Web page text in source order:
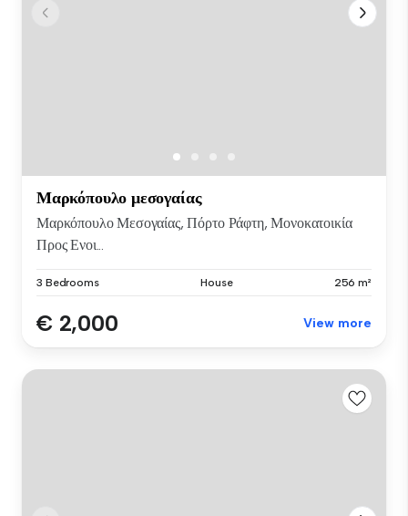
Μαρκόπουλο μεσογαίας
Μαρκόπουλο Μεσογαίας, Πόρτο Ράφτη, Μονοκατοικία
Προς Ενοι...
3 Bedrooms House 256 m²
€ 2,000 View more